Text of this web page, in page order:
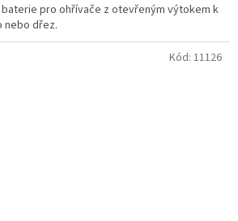
pro ohřívače z otevřeným výtokem k
nebo dřez.
Kód: 11126